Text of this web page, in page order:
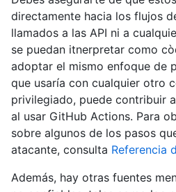
directamente hacia los flujos
llamados a las API ni a
se puedan itnerpretar como
adoptar el mismo enfoque de
que usaría con cualquier otro
privilegiado, puede contribuir
al usar GitHub Actions. Para
sobre algunos de los pasos
atacante, consulta Referencia
Además, hay otras fuentes